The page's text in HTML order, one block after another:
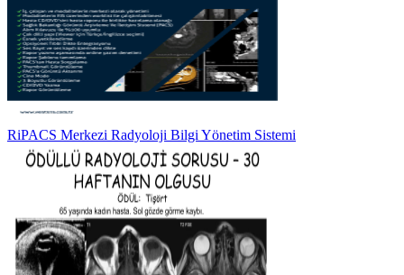
RiPACS Merkezi Radyoloji Bilgi Yönetim Sistemi